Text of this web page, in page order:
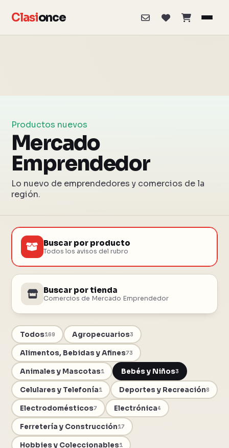
Clasionce
Productos nuevos
Mercado
Emprendedor
Lo nuevo de emprendedores y comercios de la
región.
Buscar por producto
Todos los avisos del rubro
Buscar por tienda
Comercios de Mercado Emprendedor
Todos169 Agropecuarios3
Alimentos, Bebidas y Afines73
Animales y Mascotas1 Bebés y Niños3
Celulares y Telefonía1 Deportes y Recreación8
Electrodomésticos7 Electrónica4
Ferretería y Construcción17
Hobbies y Coleccionables1